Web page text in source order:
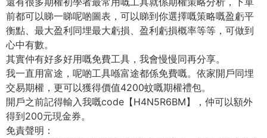
前都可以睇一睇呢啲圖表，可以睇到你選擇嘅策略嘅盈虧平
衡點、最大盈利同埋最大虧損、盈利虧損概率等等，可做到
心中有數。
其實仲有好多好用嘅免費工具，我會慢慢同再分享。
我一直用富途，呢啲工具喺富途都係免費嘅。依家開戶同埋
交易期權，更可以獲得價值4200蚊嘅期權禮包。
開戶之前記得輸入我嘅code【H4N5R6BM】，仲可以額外
得到200元現金券。
免責聲明：